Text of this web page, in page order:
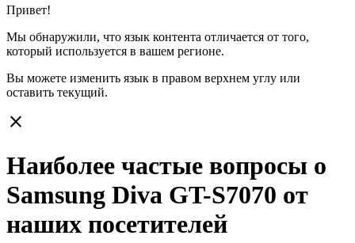
Привет!
Мы обнаружили, что язык контента отличается от того,
который используется в вашем регионе.
Вы можете изменить язык в правом верхнем углу или
оставить текущий.
close
Наиболее частые вопросы о
Samsung Diva GT-S7070 от
наших посетителей